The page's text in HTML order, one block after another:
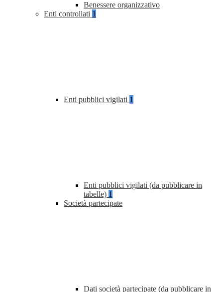
Benessere organizzativo
Enti controllati 1
Enti pubblici vigilati 1
Enti pubblici vigilati (da pubblicare in
tabelle) 1
Società partecipate
Dati società partecipate (da pubblicare in